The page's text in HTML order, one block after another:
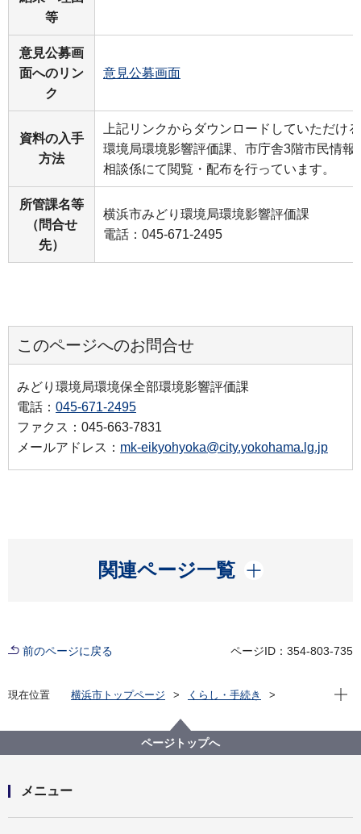
等
意見公募画
面へのリン
ク
意見公募画面
資料の入手
方法
上記リンクからダウンロードしていただけ
環境局環境影響評価課、市庁舎3階市民情
相談係にて閲覧・配布を行っています。
所管課名等
（問合せ
先）
横浜市みどり環境局環境影響評価課
電話：045-671-2495
このページへのお問合せ
みどり環境局環境保全部環境影響評価課
電話： 045-671-2495
ファクス：045-663-7831
メールアドレス： mk-eikyohyoka@city.yokohama.lg.jp
関連ページ一覧
開く
前のページに戻る ページID：354-803-735
現在位置 横浜市トップページ
くらし・手続き
環境アセスメント
横浜市環境影響評価制度の改正
横浜市環境影響評価条例施行規則の一部改正について
現在
ページトップへ
メニュー